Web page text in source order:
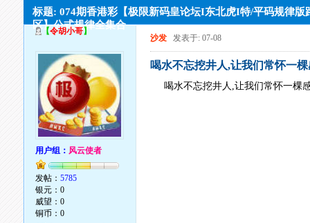
标题: 074期香港彩【极限新码皇论坛I东北虎I特/平码规律版
区】公式规律全集合
【令胡小哥】
用户组： 风云使者
发帖：5785
银元：0
威望：0
铜币：0
沙发 发表于: 07-08
喝水不忘挖井人,让我们常怀一
喝水不忘挖井人,让我们常怀一棵